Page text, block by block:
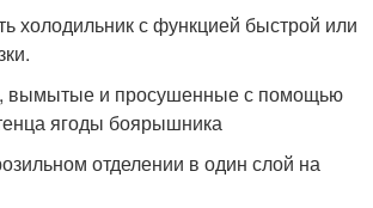
холодильник с функцией быстрой или
вымытые и просушенные с помощью
ягоды боярышника
отделении в один слой на